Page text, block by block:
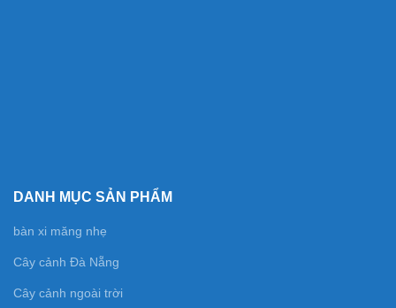
DANH MỤC SẢN PHẨM
bàn xi măng nhẹ
Cây cảnh Đà Nẵng
Cây cảnh ngoài trời